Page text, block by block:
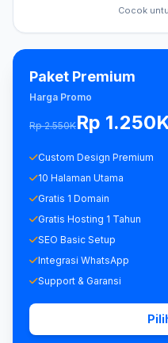
Cocok
Paket Premium
Harga Promo
Rp 2.550KRp
Custom Design Premium
10 Halaman Utama
Gratis 1 Domain
Gratis Hosting 1 Tahun
SEO Basic Setup
Integrasi WhatsApp
Support & Garansi